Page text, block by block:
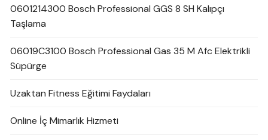
0601214300 Bosch Professional GGS 8 SH Kalıpçı
Taşlama
06019C3100 Bosch Professional Gas 35 M Afc Elektrikli
Süpürge
Uzaktan Fitness Eğitimi Faydaları
Online İç Mimarlık Hizmeti